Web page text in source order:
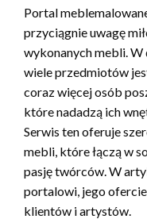
Portal
przyciągnie uwagę
wykonanych mebli.
wiele przedmiotów
coraz więcej osób
które nadadzą ich
Serwis ten oferuje
mebli, które łączą w
pasję twórców. W
portalowi, jego
klientów i artystów.